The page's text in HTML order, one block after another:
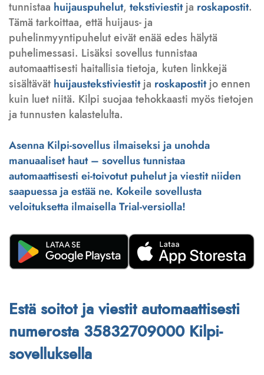
tunnistaa huijauspuhelut, tekstiviestitja roskapostit.
Tämä tarkoittaa, että huijaus- ja
puhelinmyyntipuhelut eivät enää edes hälytä
puhelimessasi. Lisäksi sovellus tunnistaa
automaattisesti haitallisia tietoja, kuten linkkejä
sisältävät huijaustekstiviestitja roskapostitjo ennen
kuin luet niitä. Kilpi suojaa tehokkaasti myös tietojen
ja tunnusten kalastelulta.
Asenna Kilpi-sovellus ilmaiseksi ja unohda
manuaaliset haut – sovellus tunnistaa
automaattisesti ei-toivotut puhelut ja viestit niiden
saapuessa ja estää ne. Kokeile sovellusta
veloituksetta ilmaisella Trial-versiolla!
Estä soitot ja viestit automaattisesti
numerosta 35832709000 Kilpi-
sovelluksella